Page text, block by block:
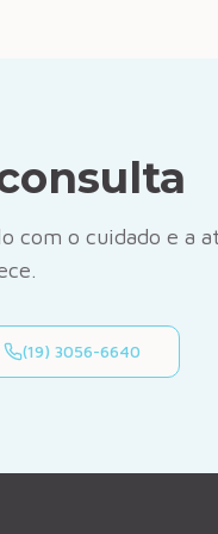
com o cuidado e a
(19) 3056-6640